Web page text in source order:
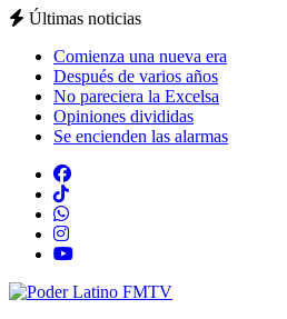
Últimas noticias
Comienza una nueva era
Después de varios años
No pareciera la Excelsa
Opiniones divididas
Se encienden las alarmas